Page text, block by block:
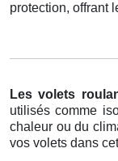
protection, offrant
Les volets
utilisés comme
chaleur ou du
vos volets dans